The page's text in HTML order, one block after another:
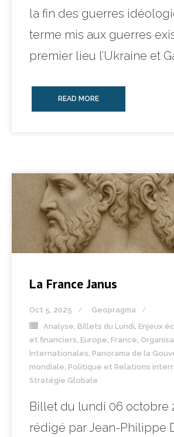
la fin des guerres
terme mis aux guerres
premier lieu l’Ukraine et
READ MORE
La France Janus
Oct 5, 2025
Geopragma
Analyse Billets du Lundi Enjeux
et financiers Europe France
Internationales Panorama de la
mondiale Politique et Relations
Stratégie Globale
Billet du lundi 06 octobre
rédigé par Jean-Philippe